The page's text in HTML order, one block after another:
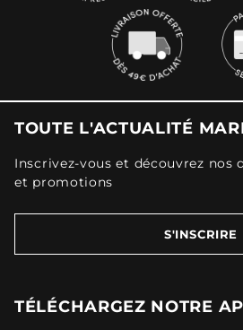
TOUTE L'ACTUALITÉ
Inscrivez-vous et découvrez nos
et promotions
S'INSCRIRE
TÉLÉCHARGEZ NOTRE